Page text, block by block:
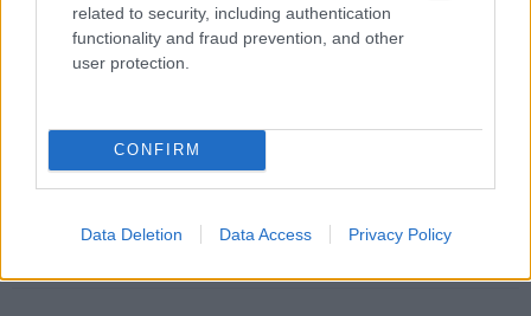
related to security, including authentication
functionality and fraud prevention, and other
user protection.
CONFIRM
Data Deletion Data Access Privacy Policy
Dobozolt illúzió
2016 szeptember 22. 08:00